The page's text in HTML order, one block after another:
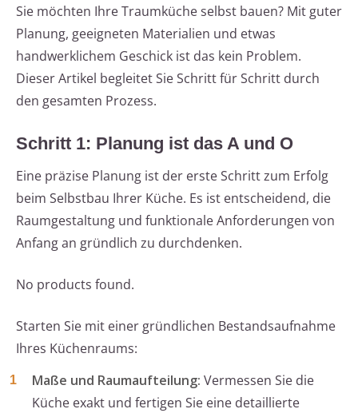
Sie möchten Ihre Traumküche selbst bauen? Mit guter
Planung, geeigneten Materialien und etwas
handwerklichem Geschick ist das kein Problem.
Dieser Artikel begleitet Sie Schritt für Schritt durch
den gesamten Prozess.
Schritt 1: Planung ist das A und O
Eine präzise Planung ist der erste Schritt zum Erfolg
beim Selbstbau Ihrer Küche. Es ist entscheidend, die
Raumgestaltung und funktionale Anforderungen von
Anfang an gründlich zu durchdenken.
No products found.
Starten Sie mit einer gründlichen Bestandsaufnahme
Ihres Küchenraums:
Maße und Raumaufteilung: Vermessen Sie die
Küche exakt und fertigen Sie eine detaillierte